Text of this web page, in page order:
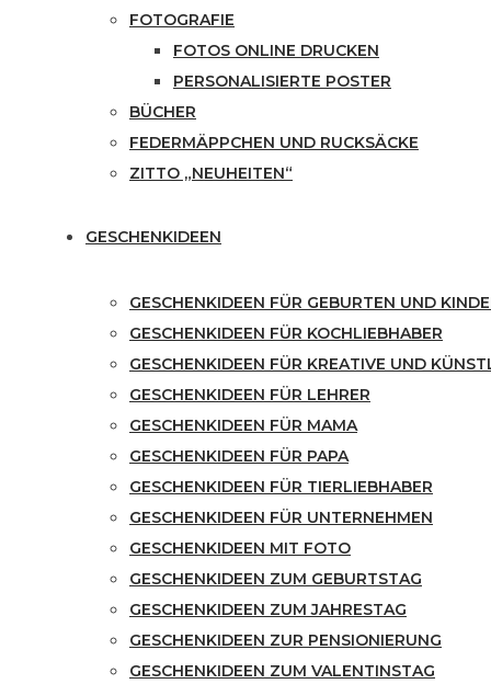
FOTOGRAFIE
FOTOS ONLINE DRUCKEN
PERSONALISIERTE POSTER
BÜCHER
FEDERMÄPPCHEN UND RUCKSÄCKE
ZITTO „NEUHEITEN“
GESCHENKIDEEN
GESCHENKIDEEN FÜR GEBURTEN UND
GESCHENKIDEEN FÜR KOCHLIEBHABER
GESCHENKIDEEN FÜR KREATIVE UND
GESCHENKIDEEN FÜR LEHRER
GESCHENKIDEEN FÜR MAMA
GESCHENKIDEEN FÜR PAPA
GESCHENKIDEEN FÜR TIERLIEBHABER
GESCHENKIDEEN FÜR UNTERNEHMEN
GESCHENKIDEEN MIT FOTO
GESCHENKIDEEN ZUM GEBURTSTAG
GESCHENKIDEEN ZUM JAHRESTAG
GESCHENKIDEEN ZUR PENSIONIERUNG
GESCHENKIDEEN ZUM VALENTINSTAG